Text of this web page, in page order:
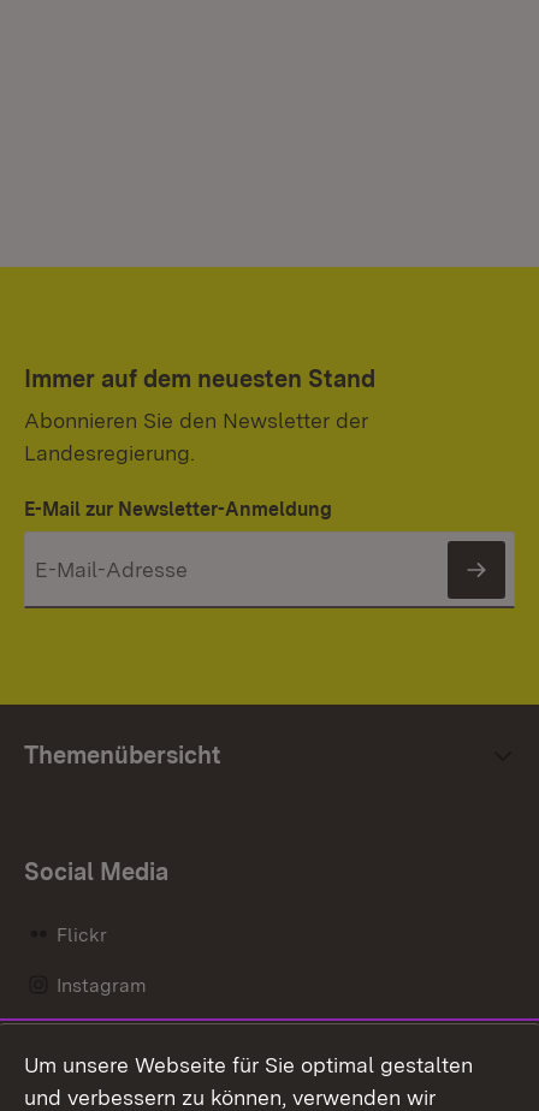
Immer auf dem neuesten Stand
Abonnieren Sie den Newsletter der
Landesregierung.
E-Mail zur Newsletter-Anmeldung
Themenübersicht
Social Media
Flickr
Instagram
Mastodon
Um unsere Webseite für Sie optimal gestalten
und verbessern zu können, verwenden wir